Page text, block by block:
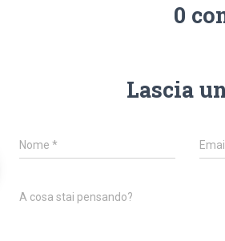
0
Lascia
Nome *
A cosa stai pensando?